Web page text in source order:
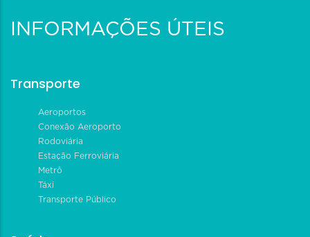
INFORMAÇÕES ÚTEIS
Transporte
Aeroportos
Conexão Aeroporto
Rodoviária
Estação Ferroviária
Metrô
Táxi
Transporte Público